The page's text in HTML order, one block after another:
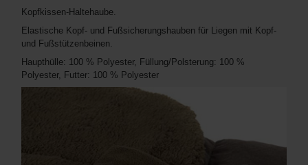
Kopfkissen-Haltehaube.
Elastische Kopf- und Fußsicherungshauben für Liegen mit Kopf-
und Fußstützenbeinen.
Haupthülle: 100 % Polyester, Füllung/Polsterung: 100 %
Polyester, Futter: 100 % Polyester